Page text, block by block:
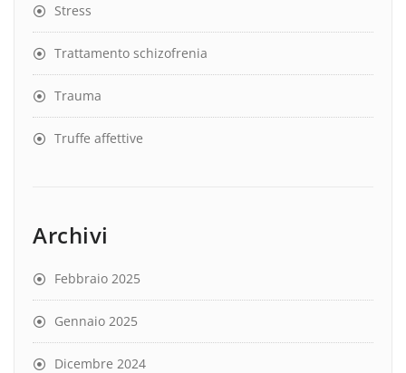
Stress
Trattamento schizofrenia
Trauma
Truffe affettive
Archivi
Febbraio 2025
Gennaio 2025
Dicembre 2024